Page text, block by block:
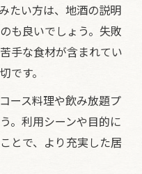
たい方は、地酒の説明
も良いでしょう。失敗
手な食材が含まれてい
です。
ース料理や飲み放題プ
。利用シーンや目的に
とで、より充実した居